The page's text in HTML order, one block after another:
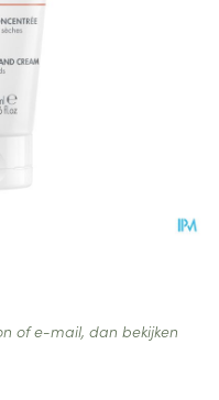
of e-mail, dan bekijken